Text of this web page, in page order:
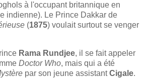
à l'occupant britannique en
indienne). Le Prince Dakkar de
(1875) voulait surtout se venger
Rama Rundjee, il se fait appeler
Doctor Who, mais qui a été
par son jeune assistantCigale.